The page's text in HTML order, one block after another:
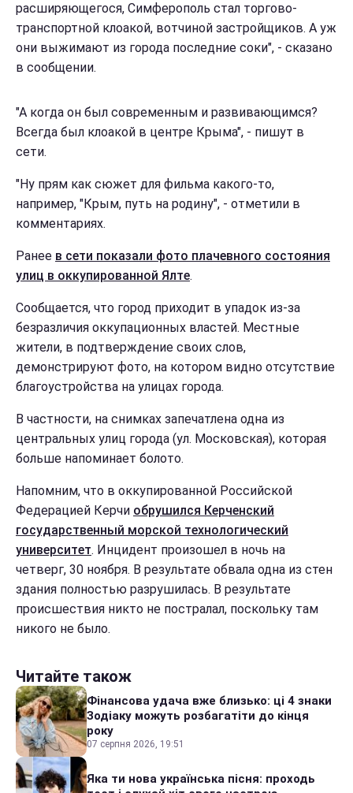
расширяющегося, Симферополь стал торгово-
транспортной клоакой, вотчиной застройщиков. А уж
они выжимают из города последние соки", - сказано
в сообщении.
"А когда он был современным и развивающимся?
Всегда был клоакой в центре Крыма", - пишут в
сети.
"Ну прям как сюжет для фильма какого-то,
например, "Крым, путь на родину", - отметили в
комментариях.
Ранее в сети показали фото плачевного состояния
улиц в оккупированной Ялте.
Сообщается, что город приходит в упадок из-за
безразличия оккупационных властей. Местные
жители, в подтверждение своих слов,
демонстрируют фото, на котором видно отсутствие
благоустройства на улицах города.
В частности, на снимках запечатлена одна из
центральных улиц города (ул. Московская), которая
больше напоминает болото.
Напомним, что в оккупированной Российской
Федерацией Керчи обрушился Керченский
государственный морской технологический
университет. Инцидент произошел в ночь на
четверг, 30 ноября. В результате обвала одна из стен
здания полностью разрушилась. В результате
происшествия никто не постралал, поскольку там
никого не было.
Читайте також
Фінансова удача вже близько: ці 4 знаки
Зодіаку можуть розбагатіти до кінця
року
07 серпня 2026, 19:51
Яка ти нова українська пісня: проходь